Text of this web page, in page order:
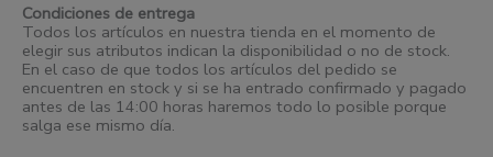
Condiciones de entrega
Todos los artículos en nuestra tienda en el momento de
elegir sus atributos indican la disponibilidad o no de stock.
En el caso de que todos los artículos del pedido se
encuentren en stock y si se ha entrado confirmado y pagado
antes de las 14:00 horas haremos todo lo posible porque
salga ese mismo día.